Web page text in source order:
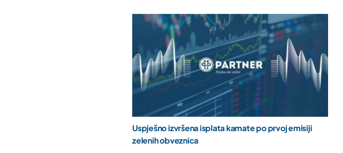
Uspješno izvršena isplata kamate po prvoj emisiji
zelenih obveznica